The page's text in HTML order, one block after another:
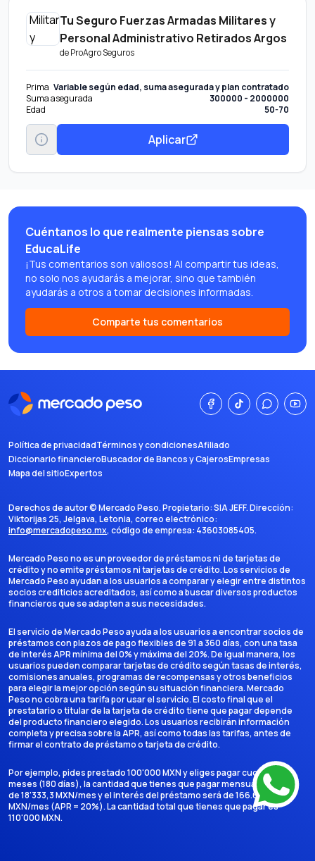
Tu Seguro Fuerzas Armadas Militares y
Personal Administrativo Retirados Argos
deProAgro Seguros
Prima Variable según edad, suma asegurada y plan contratado
Suma asegurada
300000 - 2000000
Edad
50-70
Aplicar
Cuéntanos lo que realmente piensas sobre
EducaLife
¡Tus comentarios son valiosos! Al compartir tus ideas,
no solo nos ayudarás a mejorar, sino que también
ayudarás a otros a tomar decisiones informadas.
Comparte tus comentarios
Política de privacidadTérminos y condicionesAfiliado
Diccionario financieroBuscador de Bancos y CajerosEmpresas
Mapa del sitioExpertos
Derechos de autor ©Mercado Peso. Propietario:SIA JEFF. Dirección:
Viktorijas 25, Jelgava, Letonia, correo electrónico:
info@mercadopeso.mx, código de empresa: 43603085405.
Mercado Peso no es un proveedor de préstamos ni de tarjetas de
crédito y no emite préstamos ni tarjetas de crédito. Los servicios de
Mercado Peso ayudan a los usuarios a comparar y elegir entre distintos
socios crediticios acreditados, así como a buscar diversos productos
financieros que se adapten a sus necesidades.
El servicio de Mercado Peso ayuda a los usuarios a encontrar socios de
préstamos con plazos de pago flexibles de 91 a 360 días, con una tasa
de interés APR mínima del 0% y máxima del 20%. De igual manera, los
usuarios pueden comparar tarjetas de crédito según tasas de interés,
comisiones anuales, programas de recompensas y otros beneficios
para elegir la mejor opción según su situación financiera. Mercado
Peso no cobra una tarifa por usar el servicio. El costo final que el
prestatario o titular de la tarjeta de crédito tiene que pagar depende
del producto financiero elegido. Los usuarios recibirán información
completa y precisa sobre la APR, así como todas las tarifas, antes de
firmar el contrato de préstamo o tarjeta de crédito.
Por ejemplo, pides prestado 100'000 MXN y eliges pagar cuotas en 6
meses (180 días), la cantidad que tienes que pagar mensualmente es
de 18'333,3 MXN/mes y el interés del préstamo será de 166.666,7
MXN/mes (APR = 20%). La cantidad total que tienes que pagar es
110'000 MXN.